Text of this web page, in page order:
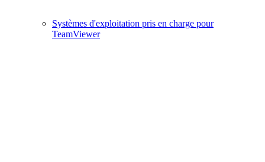
Systèmes d'exploitation pris en charge pour
TeamViewer